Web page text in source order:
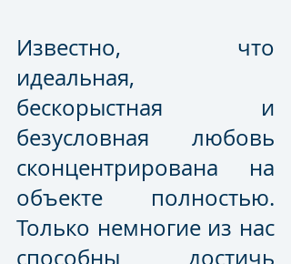
Известно, что
идеальная,
бескорыстная и
безусловная любовь
сконцентрирована на
объекте полностью.
Только немногие из нас
способны достичь